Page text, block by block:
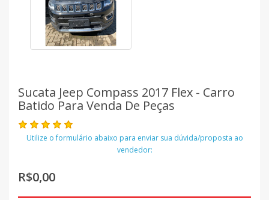
Sucata Jeep Compass 2017 Flex - Carro
Batido Para Venda De Peças
Utilize o formulário abaixo para enviar sua dúvida/proposta ao
vendedor:
R$0,00